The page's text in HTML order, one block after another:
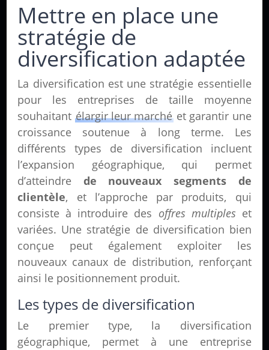
Mettre en place une
stratégie de
diversification adaptée
La diversification est une stratégie essentielle
pour les entreprises de taille moyenne
souhaitant élargir leur marché et garantir une
croissance soutenue à long terme. Les
différents types de diversification incluent
l’expansion géographique, qui permet
d’atteindre de nouveaux segments de
clientèle, et l’approche par produits, qui
consiste à introduire des offres multiples et
variées. Une stratégie de diversification bien
conçue peut également exploiter les
nouveaux canaux de distribution, renforçant
ainsi le positionnement produit.
Les types de diversification
Le premier type, la diversification
géographique, permet à une entreprise